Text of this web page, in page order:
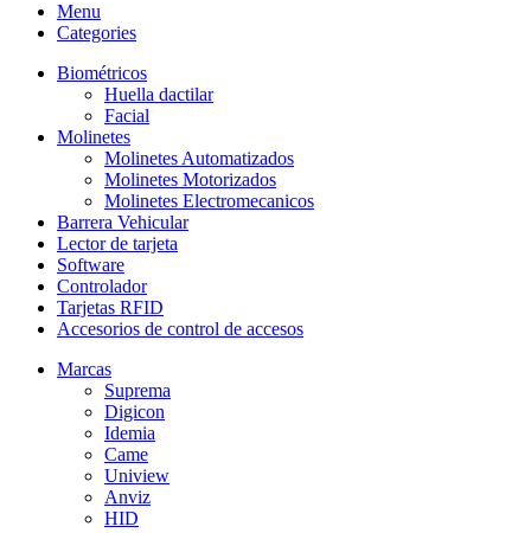
Menu
Categories
Biométricos
Huella dactilar
Facial
Molinetes
Molinetes Automatizados
Molinetes Motorizados
Molinetes Electromecanicos
Barrera Vehicular
Lector de tarjeta
Software
Controlador
Tarjetas RFID
Accesorios de control de accesos
Marcas
Suprema
Digicon
Idemia
Came
Uniview
Anviz
HID